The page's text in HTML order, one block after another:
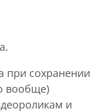
при сохранении
вообще)
и